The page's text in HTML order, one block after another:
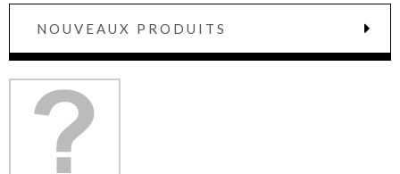
NOUVEAUX PRODUITS